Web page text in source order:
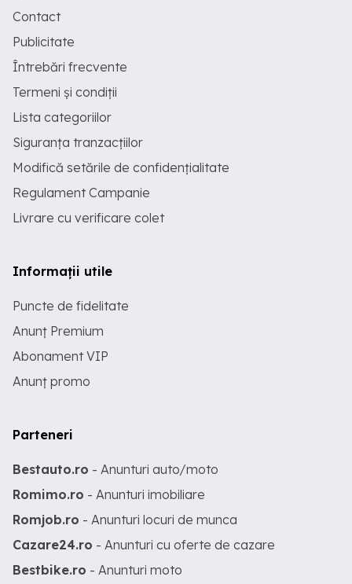
Contact
Publicitate
Întrebări frecvente
Termeni și condiții
Lista categoriilor
Siguranța tranzacțiilor
Modifică setările de confidențialitate
Regulament Campanie
Livrare cu verificare colet
Informații utile
Puncte de fidelitate
Anunț Premium
Abonament VIP
Anunț promo
Parteneri
Bestauto.ro - Anunturi auto/moto
Romimo.ro - Anunturi imobiliare
Romjob.ro - Anunturi locuri de munca
Cazare24.ro - Anunturi cu oferte de cazare
Bestbike.ro - Anunturi moto